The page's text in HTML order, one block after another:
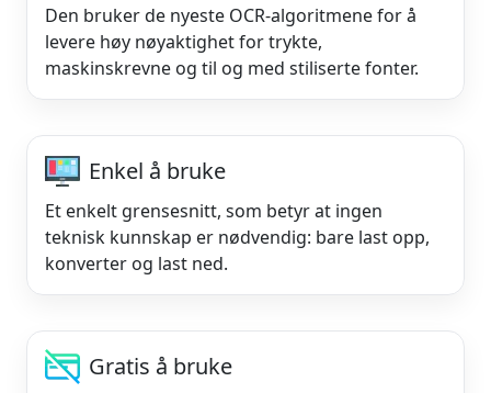
Den bruker de nyeste OCR-algoritmene for å
levere høy nøyaktighet for trykte,
maskinskrevne og til og med stiliserte fonter.
Enkel å bruke
Et enkelt grensesnitt, som betyr at ingen
teknisk kunnskap er nødvendig: bare last opp,
konverter og last ned.
Gratis å bruke